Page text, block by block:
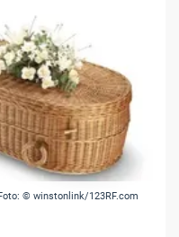
Foto: © winstonlink/123RF.com